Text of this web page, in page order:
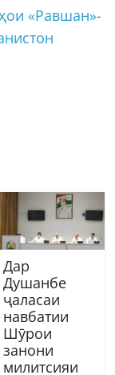
«Равшан»-
Дар
Душанбе
ҷаласаи
навбатии
Шӯрои
занони
милитсияи